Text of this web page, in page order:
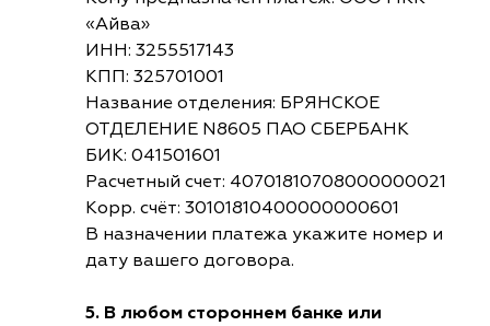
«Айва»
ИНН: 3255517143
КПП: 325701001
Название отделения: БРЯНСКОЕ
ОТДЕЛЕНИЕ N8605 ПАО СБЕРБАНК
БИК: 041501601
Расчетный счет: 40701810708000000021
Корр. счёт: 30101810400000000601
В назначении платежа укажите номер и
дату вашего договора.
5. В любом стороннем банке или